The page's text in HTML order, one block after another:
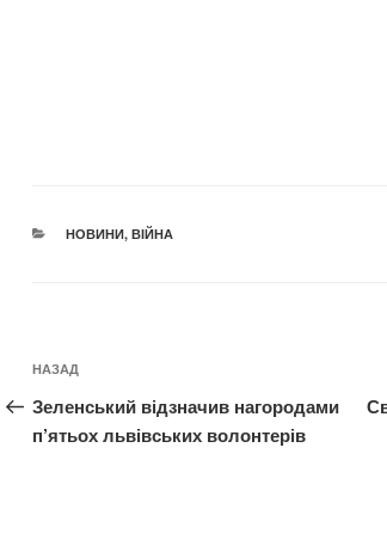
КАТЕГОРІЇ
НОВИНИ, ВІЙНА
Навігація
записів
Попередній
запис:
НАЗАД
Зеленський відзначив нагородами
п’ятьох львівських волонтерів